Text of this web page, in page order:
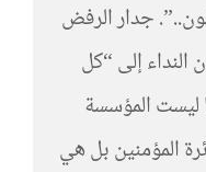
جدار الرفض
إلى “كل
ليست المؤسسة
المؤمنين بل هي